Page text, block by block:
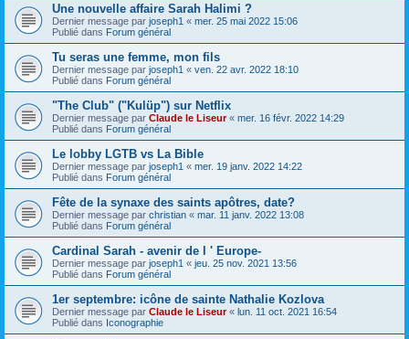
Une nouvelle affaire Sarah Halimi ?
Dernier message par joseph1 « mer. 25 mai 2022 15:06
Publié dans Forum général
Tu seras une femme, mon fils
Dernier message par joseph1 « ven. 22 avr. 2022 18:10
Publié dans Forum général
"The Club" ("Kulüp") sur Netflix
Dernier message par Claude le Liseur« mer. 16 févr. 2022 14:29
Publié dans Forum général
Le lobby LGTB vs La Bible
Dernier message par joseph1 « mer. 19 janv. 2022 14:22
Publié dans Forum général
Fête de la synaxe des saints apôtres, date?
Dernier message par christian « mar. 11 janv. 2022 13:08
Publié dans Forum général
Cardinal Sarah - avenir de l ' Europe-
Dernier message par joseph1 « jeu. 25 nov. 2021 13:56
Publié dans Forum général
1er septembre: icône de sainte Nathalie Kozlova
Dernier message par Claude le Liseur« lun. 11 oct. 2021 16:54
Publié dans Iconographie